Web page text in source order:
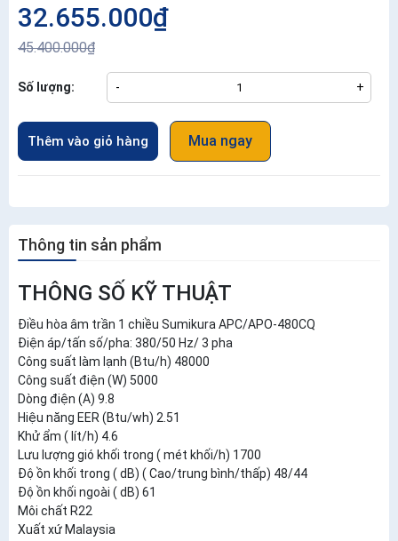
32.655.000₫
45.400.000₫
Số lượng: - +
Thêm vào giỏ hàng Mua ngay
Thông tin sản phẩm
THÔNG SỐ KỸ THUẬT
Điều hòa âm trần 1 chiều Sumikura APC/APO-480CQ
Điện áp/tấn số/pha: 380/50 Hz/ 3 pha
Công suất làm lạnh (Btu/h) 48000
Công suất điện (W) 5000
Dòng điện (A) 9.8
Hiệu năng EER (Btu/wh) 2.51
Khử ẩm ( lít/h) 4.6
Lưu lượng gió khối trong ( mét khối/h) 1700
Độ ồn khối trong ( dB) ( Cao/trung bình/thấp) 48/44
Độ ồn khối ngoài ( dB) 61
Môi chất R22
Xuất xứ Malaysia